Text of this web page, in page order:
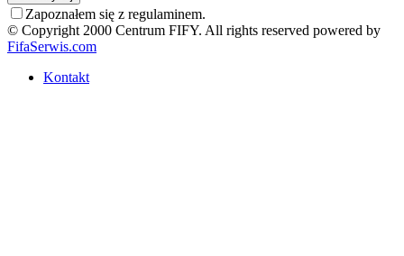
Zapoznałem się z regulaminem.
© Copyright 2000 Centrum FIFY. All rights reserved powered by
FifaSerwis.com
Kontakt